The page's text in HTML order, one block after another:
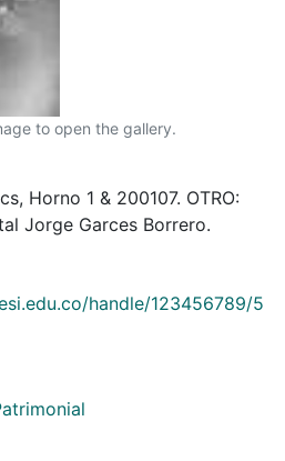
to open the gallery.
Horno 1 & 200107. OTRO:
Jorge Garces Borrero.
handle/123456789/5